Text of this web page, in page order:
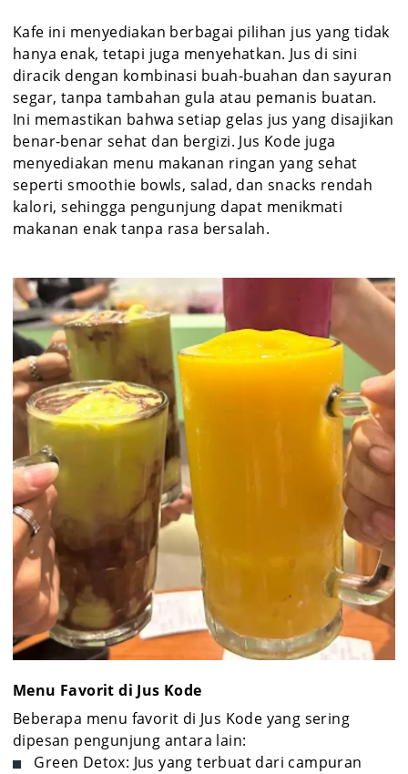
Kafe ini menyediakan berbagai pilihan jus yang tidak
hanya enak, tetapi juga menyehatkan. Jus di sini
diracik dengan kombinasi buah-buahan dan sayuran
segar, tanpa tambahan gula atau pemanis buatan.
Ini memastikan bahwa setiap gelas jus yang disajikan
benar-benar sehat dan bergizi. Jus Kode juga
menyediakan menu makanan ringan yang sehat
seperti smoothie bowls, salad, dan snacks rendah
kalori, sehingga pengunjung dapat menikmati
makanan enak tanpa rasa bersalah.
Menu Favorit di Jus Kode
Beberapa menu favorit di Jus Kode yang sering
dipesan pengunjung antara lain:
Green Detox: Jus yang terbuat dari campuran